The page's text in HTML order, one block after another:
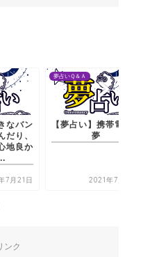
携帯電話の
夢
2021年7月21日
夢占いＱ＆Ａ
【夢占い】誰か
2021年7
ンク